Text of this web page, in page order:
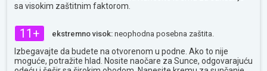
sa visokim zaštitnim faktorom.
11+ ekstremno visok: neophodna posebna zaštita.
Izbegavajte da budete na otvorenom u podne. Ako to nije
moguće, potražite hlad. Nosite naočare za Sunce, odgovarajuću